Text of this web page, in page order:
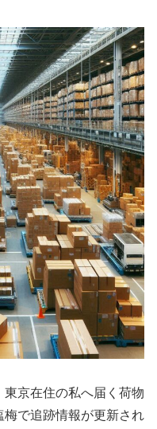
京在住の私へ届く荷物
で追跡情報が更新され